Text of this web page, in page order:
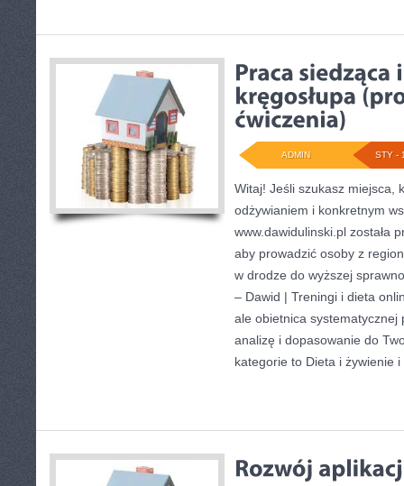
STY -
ADMIN
Witaj! Jeśli szukasz miejsca,
odżywianiem i konkretnym
www.dawidulinski.pl została
aby prowadzić osoby z
w drodze do wyższej
– Dawid | Treningi i dieta
ale obietnica
analizę i dopasowanie do
kategorie to Dieta i żywienie i